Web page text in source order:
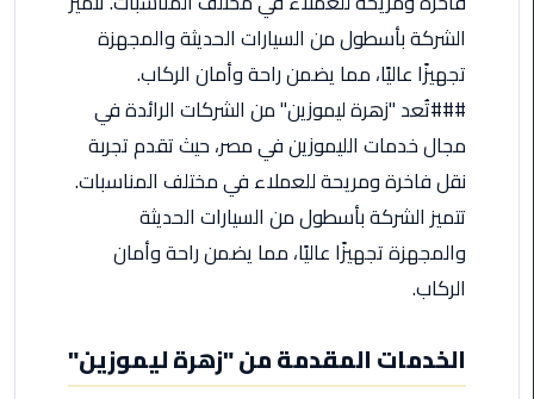
مطار
العرب
اسكندرية
ليموزين
مطار
الاسكندرية
القاهرة
الشركة بأسطول من السيارات الحديثة والمجهزة
تجهيزًا عاليًا، مما يضمن راحة وأمان الركاب.
###تُعد "زهرة ليموزين" من الشركات الرائدة في
مجال خدمات الليموزين في مصر، حيث تقدم تجربة
نقل فاخرة ومريحة للعملاء في مختلف المناسبات.
تتميز الشركة بأسطول من السيارات الحديثة
والمجهزة تجهيزًا عاليًا، مما يضمن راحة وأمان
الركاب.
الخدمات المقدمة من "زهرة ليموزين"